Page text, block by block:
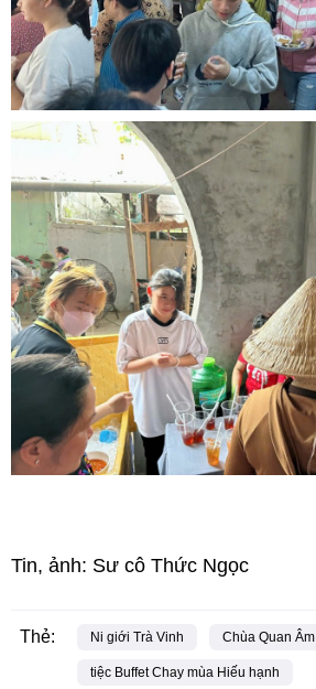
Tin, ảnh: Sư cô Thức Ngọc
Thẻ: Ni giới Trà Vinh Chùa Quan Âm
tiệc Buffet Chay mùa Hiếu hạnh